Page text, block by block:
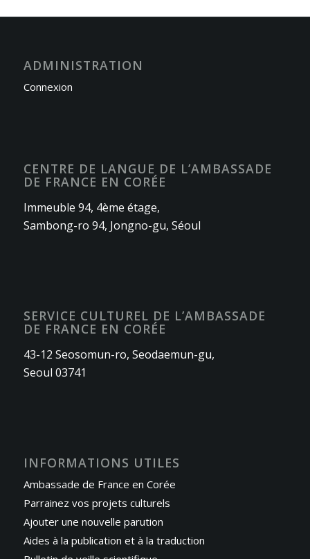
ADMINISTRATION
Connexion
CENTRE DE LANGUE DE L’AMBASSADE
DE FRANCE EN CORÉE
Immeuble 94, 4ème étage,
Sambong-ro 94, Jongno-gu, Séoul
SERVICE CULTUREL DE L’AMBASSADE
DE FRANCE EN CORÉE
43-12 Seosomun-ro, Seodaemun-gu,
Seoul 03741
INFORMATIONS UTILES
Ambassade de France en Corée
Parrainez vos projets culturels
Ajouter une nouvelle parution
Aides à la publication et à la traduction